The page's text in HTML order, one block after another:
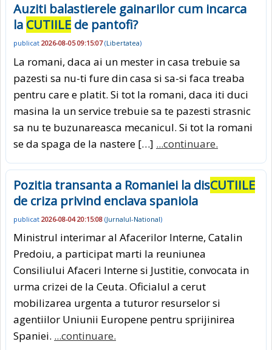
Auziti balastierele gainarilor cum incarca
la CUTIILE de pantofi?
publicat 2026-08-05 09:15:07(Libertatea)
La romani, daca ai un mester in casa trebuie sa
pazesti sa nu-ti fure din casa si sa-si faca treaba
pentru care e platit. Si tot la romani, daca iti duci
masina la un service trebuie sa te pazesti strasnic
sa nu te buzunareasca mecanicul. Si tot la romani
se da spaga de la nastere […] ...continuare.
Pozitia transanta a Romaniei la disCUTIILE
de criza privind enclava spaniola
publicat 2026-08-04 20:15:08 (Jurnalul-National)
Ministrul interimar al Afacerilor Interne, Catalin
Predoiu, a participat marti la reuniunea
Consiliului Afaceri Interne si Justitie, convocata in
urma crizei de la Ceuta. Oficialul a cerut
mobilizarea urgenta a tuturor resurselor si
agentiilor Uniunii Europene pentru sprijinirea
Spaniei. ...continuare.